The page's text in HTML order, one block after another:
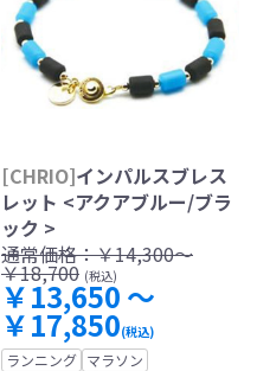
[CHRIO]インパルスブレス
レット <アクアブルー/ブラ
ック >
通常価格：￥14,300～
￥18,700 (税込)
￥13,650 ～
￥17,850(税込)
ランニング マラソン